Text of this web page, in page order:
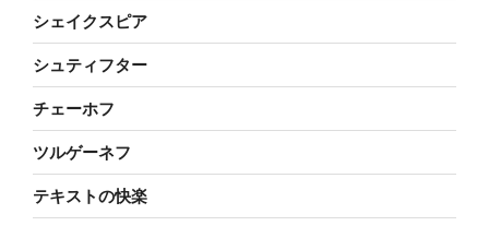
シェイクスピア
シュティフター
チェーホフ
ツルゲーネフ
テキストの快楽